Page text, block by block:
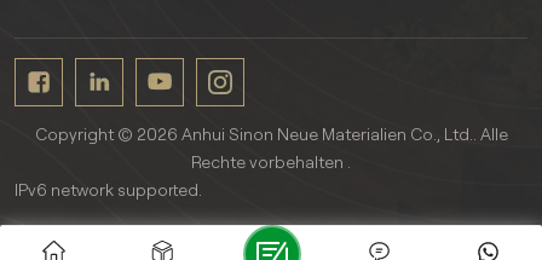
Copyright © 2026 Anhui Sinon Neue Materialien Co., Ltd.. Alle
Rechte vorbehalten .
IPv6 network supported.